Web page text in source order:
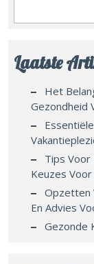
Laatste
Het
Gezondheid
Tips Voor
Keuzes
Opzetten
En Advies
Gezonde